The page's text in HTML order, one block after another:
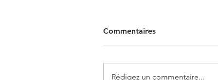
Commentaires
Rédigez un commentaire...